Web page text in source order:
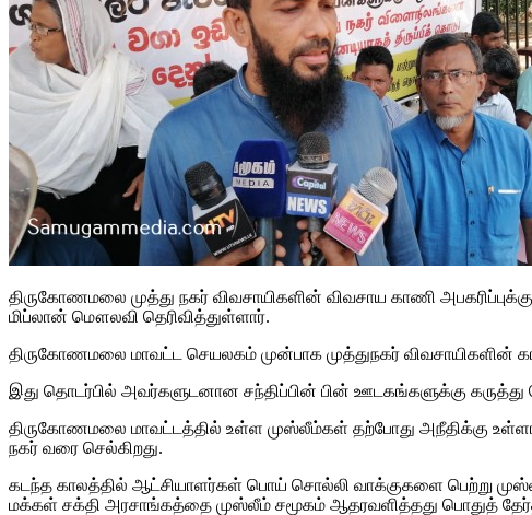
திருகோணமலை முத்து நகர் விவசாயிகளின் விவசாய காணி
மிப்லான் மௌலவி தெரிவித்துள்ளார்.
திருகோணமலை மாவட்ட செயலகம் முன்பாக முத்துநகர் விவசாயிகளின்
இது தொடர்பில் அவர்களுடனான சந்திப்பின் பின் ஊடகங்களுக்கு கருத்து
திருகோணமலை மாவட்டத்தில் உள்ள முஸ்லீம்கள் தற்போது அநீதிக்கு
நகர் வரை செல்கிறது.
கடந்த காலத்தில் ஆட்சியாளர்கள் பொய் சொல்லி வாக்குகளை பெற்று
மக்கள் சக்தி அரசாங்கத்தை முஸ்லீம் சமூகம் ஆதரவளித்தது பொதுத்